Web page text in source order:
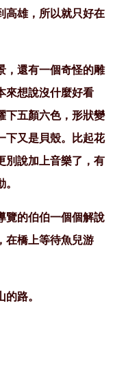
高雄，所以就只好在
還有一個奇怪的雕
來想說沒什麼好看
下五顏六色，形狀變
下又是貝殼。比起花
別說加上音樂了，有
的伯伯一個個解說
在橋上等待魚兒游
路。